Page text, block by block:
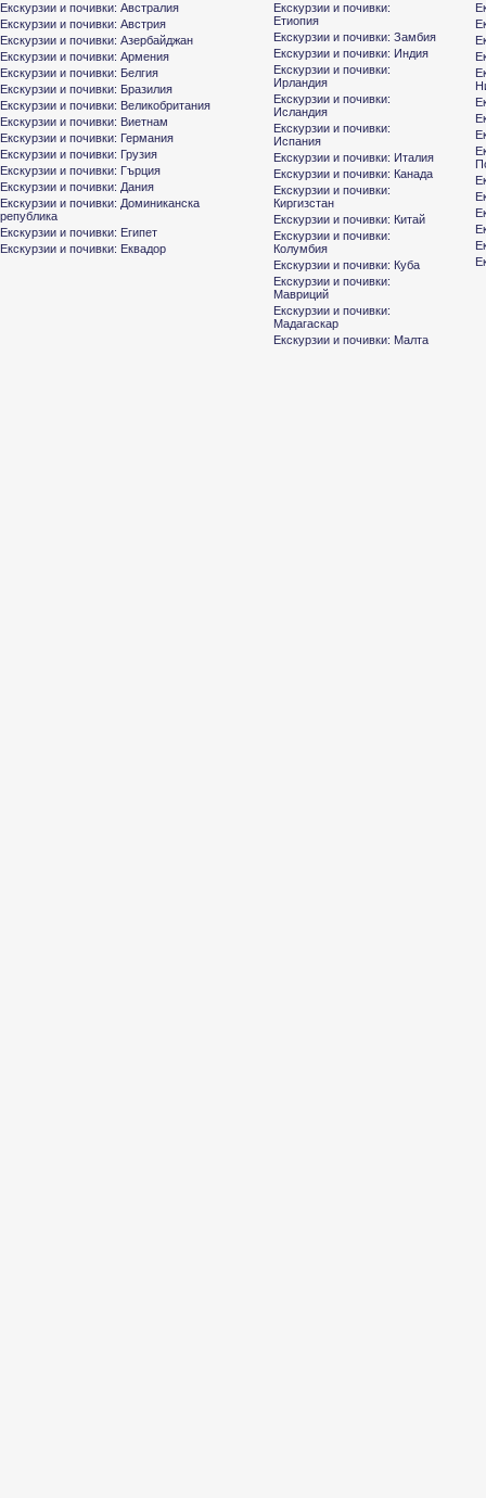
Екскурзии и почивки: Австралия
Екскурзии и почивки: Австрия
Екскурзии и почивки: Азербайджан
Екскурзии и почивки: Армения
Екскурзии и почивки: Белгия
Екскурзии и почивки: Бразилия
Екскурзии и почивки: Великобритания
Екскурзии и почивки: Виетнам
Екскурзии и почивки: Германия
Екскурзии и почивки: Грузия
Екскурзии и почивки: Гърция
Екскурзии и почивки: Дания
Екскурзии и почивки: Доминиканска
република
Екскурзии и почивки: Египет
Екскурзии и почивки: Еквадор
Екскурзии и почивки:
Етиопия
Екскурзии и почивки: Замбия
Екскурзии и почивки: Индия
Екскурзии и почивки:
Ирландия
Екскурзии и почивки:
Исландия
Екскурзии и почивки:
Испания
Екскурзии и почивки: Италия
Екскурзии и почивки: Канада
Екскурзии и почивки:
Киргизстан
Екскурзии и почивки: Китай
Екскурзии и почивки:
Колумбия
Екскурзии и почивки: Куба
Екскурзии и почивки:
Мавриций
Екскурзии и почивки:
Мадагаскар
Екскурзии и почивки: Малта